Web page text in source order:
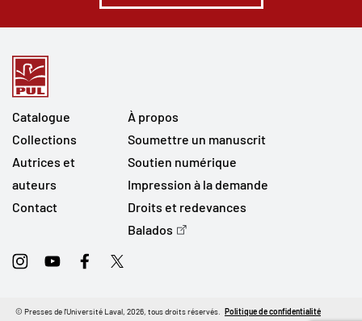
Catalogue
Collections
Autrices et
auteurs
Contact
À propos
Soumettre un manuscrit
Soutien numérique
Impression à la demande
Droits et redevances
Balados
InstagramYoutubeFacebookTwitter
© Presses de l'Université Laval, 2026, tous droits réservés. Politique de confidentialité